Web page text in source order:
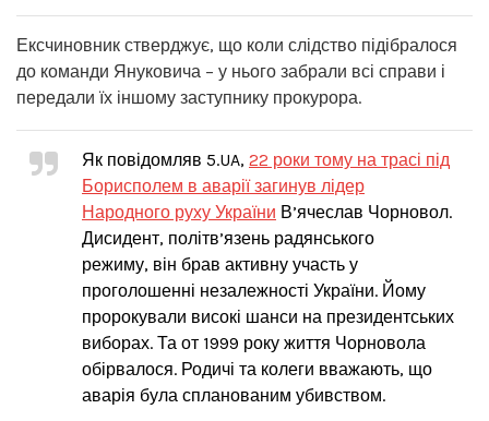
Ексчиновник стверджує, що коли слідство підібралося
до команди Януковича – у нього забрали всі справи і
передали їх іншому заступнику прокурора.
Як повідомляв 5.UA, 22 роки тому на трасі під
Борисполем в аварії загинув лідер
Народного руху України В’ячеслав Чорновол.
Дисидент, політв’язень радянського
режиму, він брав активну участь у
проголошенні незалежності України. Йому
пророкували високі шанси на президентських
виборах. Та от 1999 року життя Чорновола
обірвалося. Родичі та колеги вважають, що
аварія була спланованим убивством.